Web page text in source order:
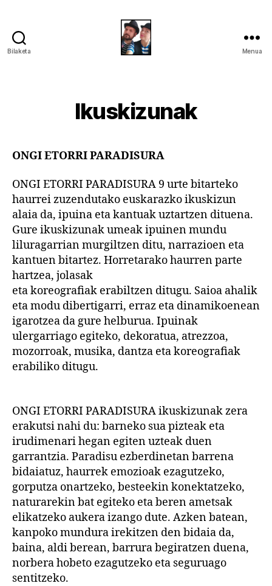
Bilaketa Menua
Ikuskizunak
ONGI ETORRI PARADISURA
ONGI ETORRI PARADISURA 9 urte bitarteko
haurrei zuzendutako euskarazko ikuskizun
alaia da, ipuina eta kantuak uztartzen dituena.
Gure ikuskizunak umeak ipuinen mundu
liluragarrian murgiltzen ditu, narrazioen eta
kantuen bitartez. Horretarako haurren parte
hartzea, jolasak
eta koreografiak erabiltzen ditugu. Saioa ahalik
eta modu dibertigarri, erraz eta dinamikoenean
igarotzea da gure helburua. Ipuinak
ulergarriago egiteko, dekoratua, atrezzoa,
mozorroak, musika, dantza eta koreografiak
erabiliko ditugu.
ONGI ETORRI PARADISURA ikuskizunak zera
erakutsi nahi du: barneko sua pizteak eta
irudimenari hegan egiten uzteak duen
garrantzia. Paradisu ezberdinetan barrena
bidaiatuz, haurrek emozioak ezagutzeko,
gorputza onartzeko, besteekin konektatzeko,
naturarekin bat egiteko eta beren ametsak
elikatzeko aukera izango dute. Azken batean,
kanpoko mundura irekitzen den bidaia da,
baina, aldi berean, barrura begiratzen duena,
norbera hobeto ezagutzeko eta seguruago
sentitzeko.